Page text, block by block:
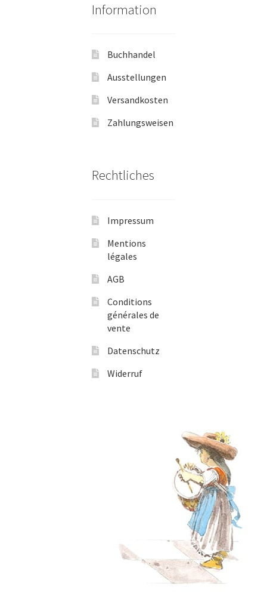
Information
Buchhandel
Ausstellungen
Versandkosten
Zahlungsweisen
Rechtliches
Impressum
Mentions
légales
AGB
Conditions
générales de
vente
Datenschutz
Widerruf